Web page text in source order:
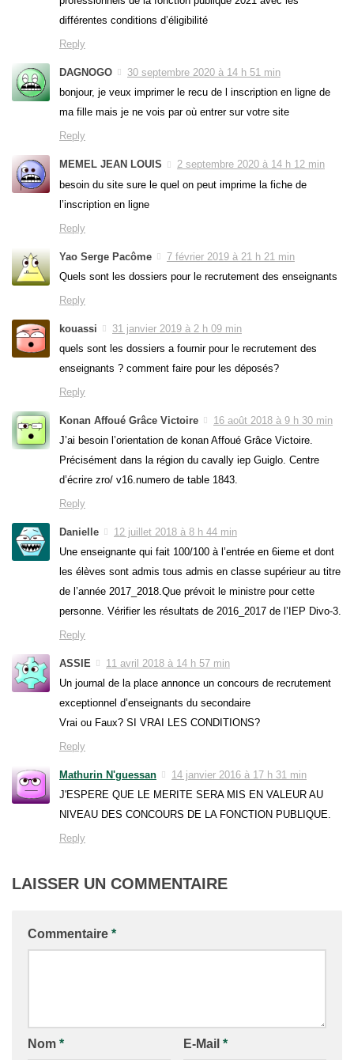
différentes conditions d’éligibilité
Reply
DAGNOGO
30 septembre 2020 à 14 h 51 min
bonjour, je veux imprimer le recu de l inscription en ligne de
ma fille mais je ne vois par où entrer sur votre site
Reply
MEMEL JEAN LOUIS
2 septembre 2020 à 14 h 12 min
besoin du site sure le quel on peut imprime la fiche de
l’inscription en ligne
Reply
Yao Serge Pacôme
7 février 2019 à 21 h 21 min
Quels sont les dossiers pour le recrutement des enseignants
Reply
kouassi
31 janvier 2019 à 2 h 09 min
quels sont les dossiers a fournir pour le recrutement des
enseignants ? comment faire pour les déposés?
Reply
Konan Affoué Grâce Victoire
16 août 2018 à 9 h 30 min
J’ai besoin l’orientation de konan Affoué Grâce Victoire.
Précisément dans la région du cavally iep Guiglo. Centre
d’écrire zro/ v16.numero de table 1843.
Reply
Danielle
12 juillet 2018 à 8 h 44 min
Une enseignante qui fait 100/100 à l’entrée en 6ieme et dont
les élèves sont admis tous admis en classe supérieur au titre
de l’année 2017_2018.Que prévoit le ministre pour cette
personne. Vérifier les résultats de 2016_2017 de l’IEP Divo-3.
Reply
ASSIE
11 avril 2018 à 14 h 57 min
Un journal de la place annonce un concours de recrutement
exceptionnel d’enseignants du secondaire
Vrai ou Faux? SI VRAI LES CONDITIONS?
Reply
Mathurin N'guessan
14 janvier 2016 à 17 h 31 min
J'ESPERE QUE LE MERITE SERA MIS EN VALEUR AU
NIVEAU DES CONCOURS DE LA FONCTION PUBLIQUE.
Reply
LAISSER UN COMMENTAIRE
Commentaire *
Nom * E-Mail *